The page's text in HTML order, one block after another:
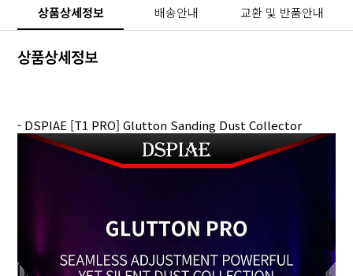
상품상세정보 배송안내 교환 및 반품안내
상품상세정보
- DSPIAE [T1 PRO] Glutton Sanding Dust Collector